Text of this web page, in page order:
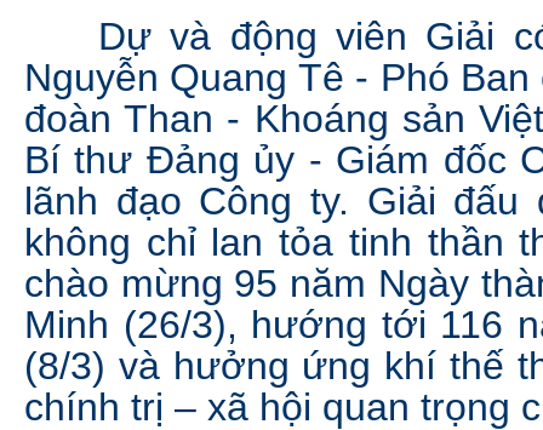
Dự và động viên Giải
Nguyễn Quang Tê - Phó
đoàn Than - Khoáng sản
Bí thư Đảng ủy - Giám đốc
lãnh đạo Công ty. Giải
không chỉ lan tỏa tinh thần
chào mừng 95 năm Ngày
Minh (26/3), hướng tới 116
(8/3) và hưởng ứng khí thế
chính trị – xã hội quan trọng